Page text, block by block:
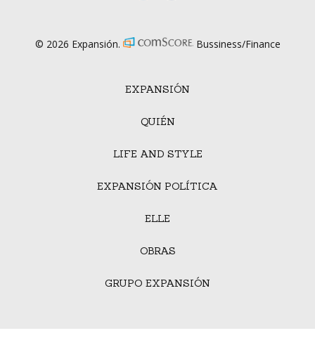
EXPANSIÓN
QUIÉN
LIFE AND STYLE
EXPANSIÓN POLÍTICA
ELLE
OBRAS
GRUPO EXPANSIÓN
© 2026 Expansión. Bussiness/Finance